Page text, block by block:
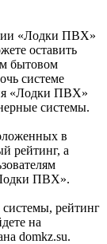
«Лодки ПВХ»
оставить
бытовом
системе
«Лодки ПВХ»
системы.
в
рейтинг, а
ПВХ».
рейтинг
на
domkz.su.